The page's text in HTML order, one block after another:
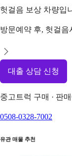
헛걸음 보상 차량입
방문예약 후, 헛걸음
대출 상담 신청
중고트럭 구매 · 판
0508-0328-7002
유관 매물 추천